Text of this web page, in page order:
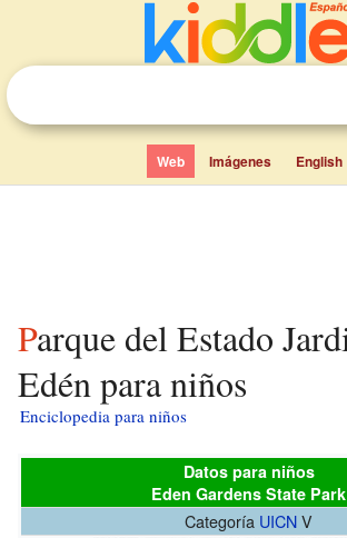
Web Imágenes English
Parque del Estado Jardines del
Edén para niños
Enciclopedia para niños
Datos para niños
Eden Gardens State Park
Categoría UICNV